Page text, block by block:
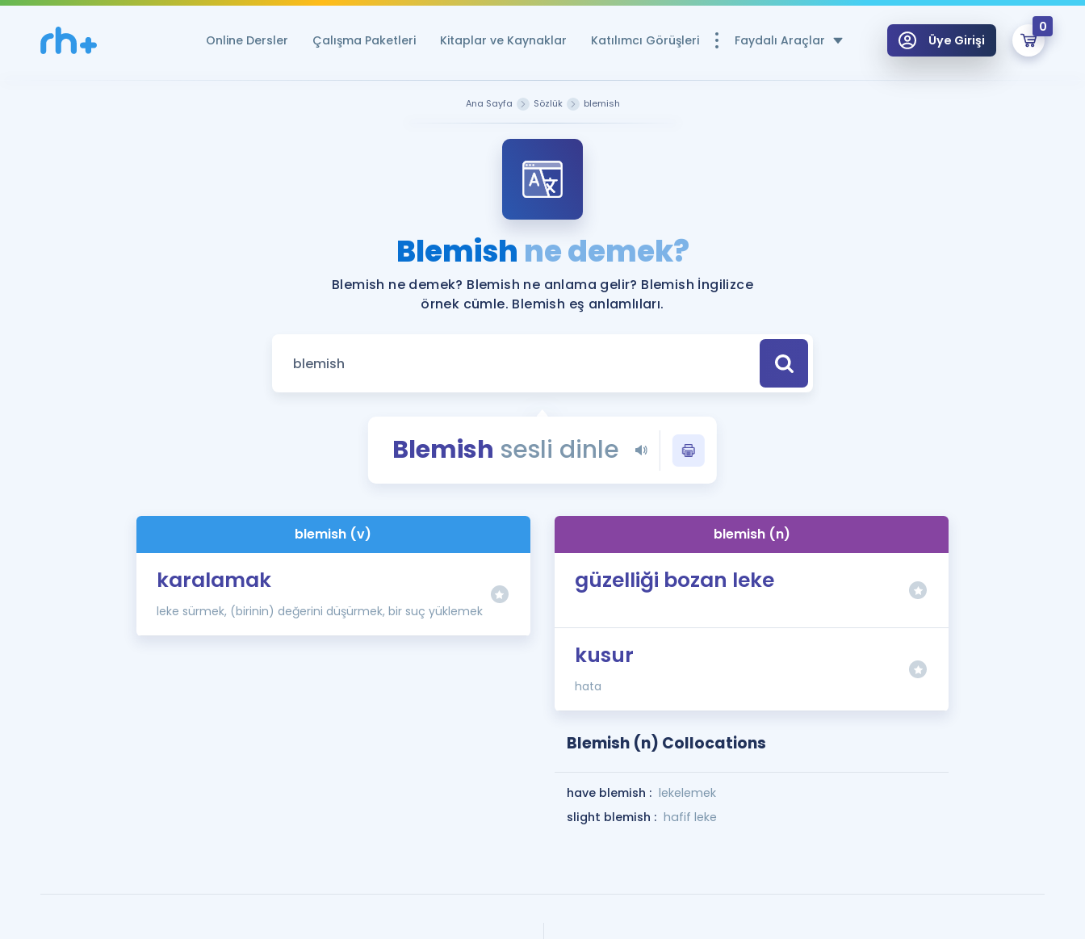
Online Dersler Çalışma Paketleri Kitaplar ve Kaynaklar Katılımcı Görüşleri Faydalı Araçlar
YDS ve YÖKDİL Puan Hesaplama Aracı
Rehberlik Aracı
YDS ve YÖKDİL'e Hazırlananlar için Öneriler
Tüm ÖSYM Sınavları Tek Takvimde
YDS - YÖKDİL Tüm Sınavlarla İlgili Haberler
İngilizce Gramer
Üye Girişi
0
Ana Sayfa Sözlük blemish
Blemish ne demek?
Blemish ne demek? Blemish ne anlama gelir? Blemish İngilizce
örnek cümle. Blemish eş anlamlıları.
Blemish sesli dinle
blemish (v)
karalamak
leke sürmek, (birinin) değerini düşürmek, bir suç yüklemek
blemish (n)
güzelliği bozan leke
kusur
hata
Blemish (n) Collocations
have blemish : lekelemek
slight blemish : hafif leke